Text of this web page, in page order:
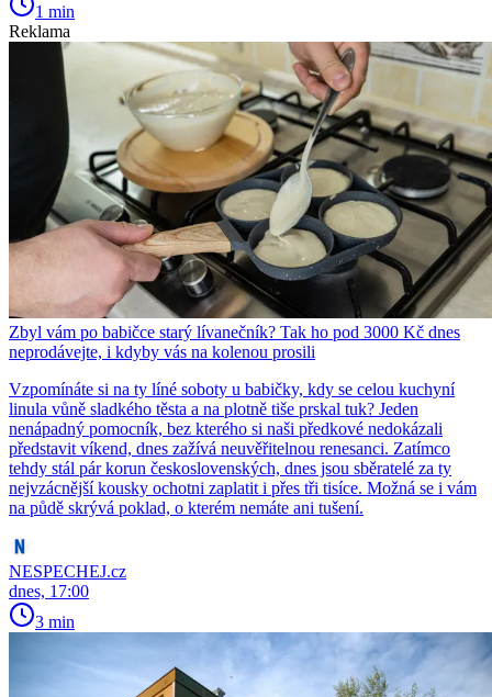
1 min
Reklama
Zbyl vám po babičce starý lívanečník? Tak ho pod 3000 Kč dnes
neprodávejte, i kdyby vás na kolenou prosili
Vzpomínáte si na ty líné soboty u babičky, kdy se celou kuchyní
linula vůně sladkého těsta a na plotně tiše prskal tuk? Jeden
nenápadný pomocník, bez kterého si naši předkové nedokázali
představit víkend, dnes zažívá neuvěřitelnou renesanci. Zatímco
tehdy stál pár korun československých, dnes jsou sběratelé za ty
nejvzácnější kousky ochotni zaplatit i přes tři tisíce. Možná se i vám
na půdě skrývá poklad, o kterém nemáte ani tušení.
NESPECHEJ.cz
dnes, 17:00
3 min